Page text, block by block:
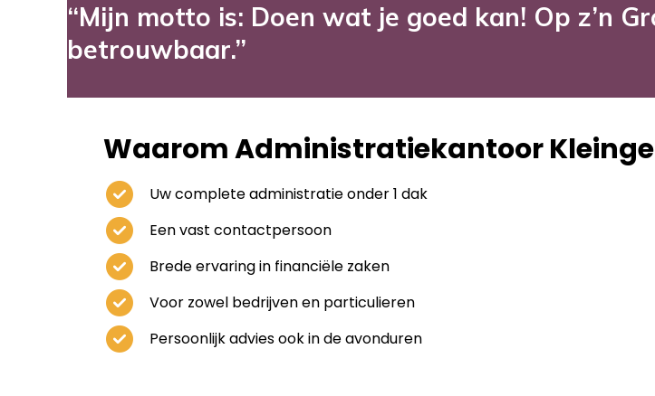
“Mijn motto is: Doen wat je goed kan! Op z’n
betrouwbaar.”
Waarom Administratiekantoor
Uw complete administratie onder 1 dak​
Een vast contactpersoon
Brede ervaring in financiële zaken
Voor zowel bedrijven en particulieren
Persoonlijk advies ook in de avonduren